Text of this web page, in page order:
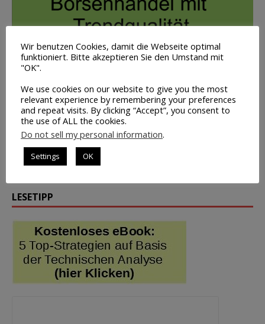
BÖRSENWEISHEITEN
Man muss verstehen, dass man nicht kontrollieren kann, was
der Markt macht. Aber du hast 100% Kontrolle auf deine
Reaktionen zum Marktgeschehen. Deshalb muss man
aufhören, sich auf die Dinge zu konzentrieren, die man nicht
steuern kann.
Darrin Donnelly
LESETIPP
Wir benutzen Cookies, damit die Webseite optimal
funktioniert. Bitte akzeptieren Sie den Umstand mit
"OK".
We use cookies on our website to give you the most
relevant experience by remembering your preferences
and repeat visits. By clicking “Accept”, you consent to
the use of ALL the cookies.
Do not sell my personal information.
Settings OK